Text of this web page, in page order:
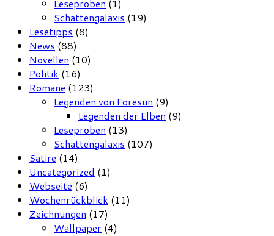
Leseproben (1)
Schattengalaxis (19)
Lesetipps (8)
News (88)
Novellen (10)
Politik (16)
Romane (123)
Legenden von Foresun (9)
Legenden der Elben (9)
Leseproben (13)
Schattengalaxis (107)
Satire (14)
Uncategorized (1)
Webseite (6)
Wochenrückblick (11)
Zeichnungen (17)
Wallpaper (4)